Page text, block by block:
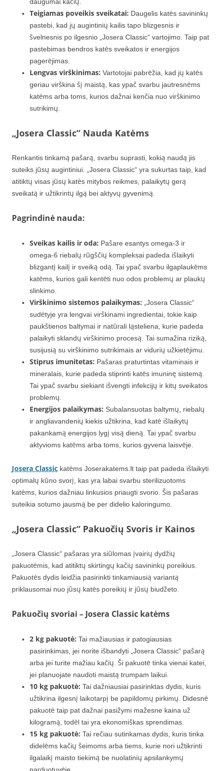
Teigiamas poveikis sveikatai: Daugelis katės savininkų
pastebi, kad jų augintinių kailis tapo blizgesnis ir
švelnesnis po ilgesnio „Josera Classic“ vartojimo. Taip pat
pastebimas bendros katės sveikatos ir energijos
pagerėjimas.
Lengvas virškinimas: Vartotojai pabrėžia, kad jų katės
geriau virškina šį maistą, kas ypač svarbu jautresnėms
katėms arba toms, kurios dažnai kenčia nuo virškinimo
sutrikimų.
„Josera Classic“ Nauda Katėms
Renkantis tinkamą pašarą, svarbu suprasti, kokią naudą jis
suteiks jūsų augintiniui. „Josera Classic“ yra sukurtas taip, kad
atitiktų visas jūsų katės mitybos reikmes, palaikytų gerą
sveikatą ir užtikrintų ilgą bei aktyvų gyvenimą.
Pagrindinė nauda:
Sveikas kailis ir oda: Pašare esantys omega-3 ir
omega-6 riebalų rūgščių kompleksai padeda išlaikyti
blizgantį kailį ir sveiką odą. Tai ypač svarbu ilgaplaukėms
katėms, kurios gali kentėti nuo odos problemų ar plaukų
slinkimo.
Virškinimo sistemos palaikymas: „Josera Classic“
sudėtyje yra lengvai virškinami ingredientai, tokie kaip
paukštienos baltymai ir natūrali ląsteliena, kurie padeda
palaikyti sklandų virškinimo procesą. Tai sumažina riziką,
susijusią su virškinimo sutrikimais ar vidurių užkietėjimu.
Stiprus imunitetas: Pašaras praturtintas vitaminais ir
mineralais, kurie padeda stiprinti katės imuninę sistemą.
Tai ypač svarbu siekiant išvengti infekcijų ir kitų sveikatos
problemų.
Energijos palaikymas: Subalansuotas baltymų, riebalų
ir angliavandenių kiekis užtikrina, kad katė išlaikytų
pakankamą energijos lygį visą dieną. Tai ypač svarbu
aktyvioms katėms arba toms, kurios gyvena laisvėje.
Josera Classic katėms Joserakatems.lt taip pat padeda išlaikyti
optimalų kūno svorį, kas yra labai svarbu sterilizuotoms
katėms, kurios dažniau linkusios priaugti svorio. Šis pašaras
suteikia sotumo jausmą be per didelio kaloringumo.
„Josera Classic“ Pakuočių Svoris ir Kainos
„Josera Classic“ pašaras yra siūlomas įvairių dydžių
pakuotėmis, kad atitiktų skirtingų kačių savininkų poreikius.
Pakuotės dydis leidžia pasirinkti tinkamiausią variantą
priklausomai nuo jūsų katės poreikių ir jūsų biudžeto.
Pakuočių svoriai – Josera Classic katėms
2 kg pakuotė: Tai mažiausias ir patogiausias
pasirinkimas, jei norite išbandyti „Josera Classic“ pašarą
arba jei turite mažiau kačių. Ši pakuotė tinka vienai katei,
jei planuojate naudoti maistą trumpam laikui.
10 kg pakuotė: Tai dažniausiai pasirinktas dydis, kuris
užtikrina ilgesnį laikotarpį be papildomų pirkimų. Didesnė
pakuotė taip pat dažnai pasižymi mažesne kaina už
kilogramą, todėl tai yra ekonomiškas sprendimas.
15 kg pakuotė: Tai rečiau sutinkamas dydis, kuris tinka
didelėms kačių šeimoms arba tiems, kurie nori užtikrinti
ilgalaikį maisto tiekimą be nuolatinių apsilankymų